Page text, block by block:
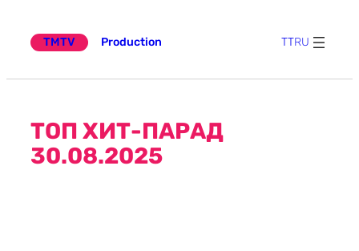
TMTV
Production TTRU
ТОП ХИТ-ПАРАД
30.08.2025